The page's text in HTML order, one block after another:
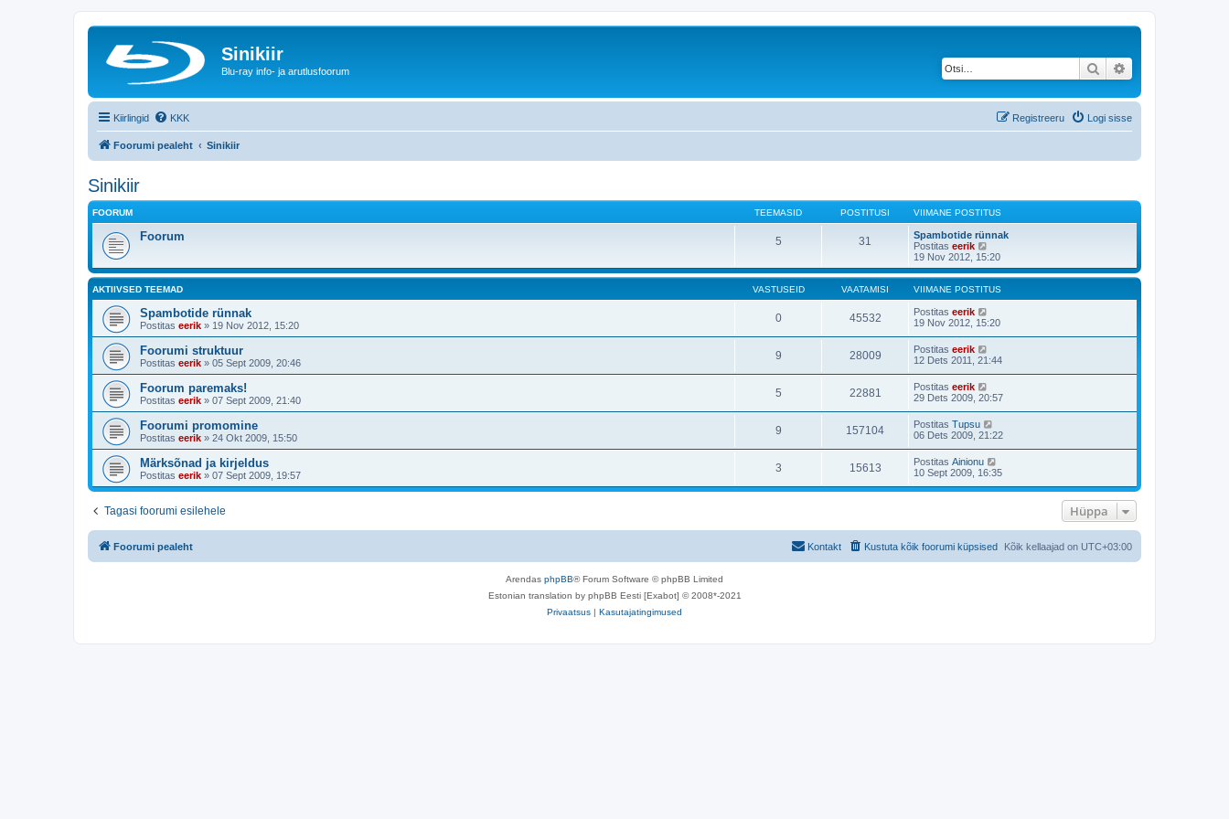
Sinikiir
Blu-ray info- ja arutlusfoorum Otsi
Kiirlingid KKK Logi sisse
Registreeru
Foorumi pealeht Sinikiir
Sinikiir
FOORUM TEEMASID POSTITUSI VIIMANE POSTITUS
Foorum 5 31
Spambotide rünnak
Postitas eerik
a
a
t
a
v
i
t
p
s
t
i
t
u
s
t
19 Nov 2012, 15:20
AKTIIVSED TEEMAD VASTUSEID VAATAMISI VIIMANE POSTITUS
Spambotide rünnak
Postitas eerik » 19 Nov 2012, 15:20
0 45532 Postitas eerik
19 Nov 2012, 15:20
Foorumi struktuur
Postitas eerik » 05 Sept 2009, 20:46
9 28009 Postitas eerik
12 Dets 2011, 21:44
Foorum paremaks!
Postitas eerik » 07 Sept 2009, 21:40
5 22881 Postitas eerik
29 Dets 2009, 20:57
Foorumi promomine
Postitas eerik » 24 Okt 2009, 15:50
9 157104 Postitas Tupsu
06 Dets 2009, 21:22
Märksõnad ja kirjeldus
Postitas eerik » 07 Sept 2009, 19:57
3 15613 Postitas Ainionu
10 Sept 2009, 16:35
Tagasi foorumi esilehele Hüppa
Foorumi pealeht Kõik kellaajad on UTC+03:00
Kustuta kõik foorumi küpsised
Kontakt
Arendas phpBB® Forum Software © phpBB Limited
Estonian translation by phpBB Eesti [Exabot] © 2008*-2021
Privaatsus | Kasutajatingimused